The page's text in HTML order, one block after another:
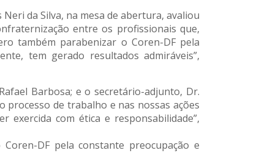
da Silva, na mesa de abertura, avaliou
entre os profissionais que,
também parabenizar o Coren-DF pela
tem gerado resultados admiráveis”,
Barbosa; e o secretário-adjunto, Dr.
processo de trabalho e nas nossas ações
exercida com ética e responsabilidade”,
DF pela constante preocupação e